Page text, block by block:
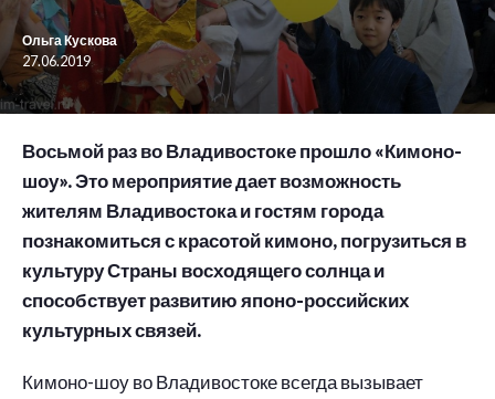
Ольга Кускова
27.06.2019
Восьмой раз во Владивостоке прошло «Кимоно-
шоу». Это мероприятие дает возможность
жителям Владивостока и гостям города
познакомиться с красотой кимоно, погрузиться в
культуру Страны восходящего солнца и
способствует развитию японо-российских
культурных связей.
Кимоно-шоу во Владивостоке всегда вызывает